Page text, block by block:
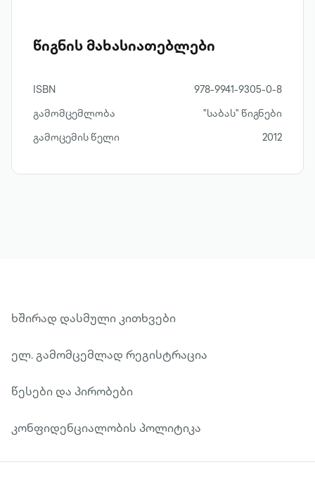
”ივერიაში”.
წიგნის მახასიათებლები
ISBN
978-9941-9305-0-8
გამომცემლობა
"საბას" წიგნები
გამოცემის წელი
2012
ხშირად დასმული კითხვები
ელ. გამომცემლად რეგისტრაცია
წესები და პირობები
კონფიდენციალობის პოლიტიკა